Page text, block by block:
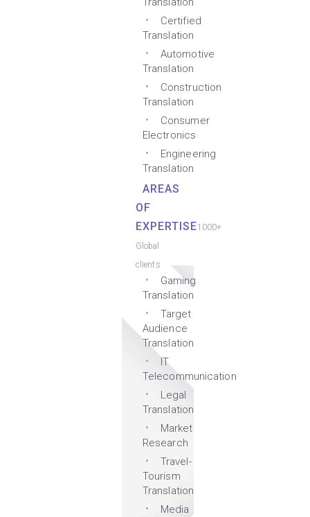
Certified
Translation
Automotive
Translation
Construction
Translation
Consumer
Electronics
Engineering
Translation
AREAS
OF
EXPERTISE1000+
Global
clients
Gaming
Translation
Target
Audience
Translation
IT
Telecommunication
Legal
Translation
Market
Research
Travel-
Tourism
Translation
Media